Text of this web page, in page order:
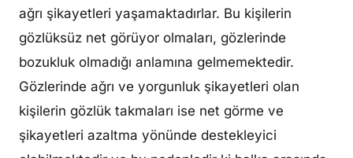
ağrı şikayetleri yaşamaktadırlar. Bu kişilerin
gözlüksüz net görüyor olmaları, gözlerinde
bozukluk olmadığı anlamına gelmemektedir.
Gözlerinde ağrı ve yorgunluk şikayetleri olan
kişilerin gözlük takmaları ise net görme ve
şikayetleri azaltma yönünde destekleyici